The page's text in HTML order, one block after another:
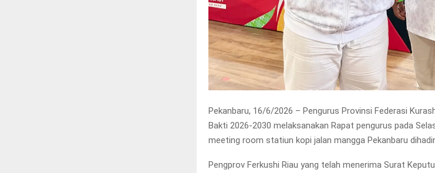
Pekanbaru, 16/6/2026 – Pengurus Provinsi Federasi
Bakti 2026-2030 melaksanakan Rapat pengurus pada
meeting room statiun kopi jalan mangga Pekanbaru
Pengprov Ferkushi Riau yang telah menerima Surat